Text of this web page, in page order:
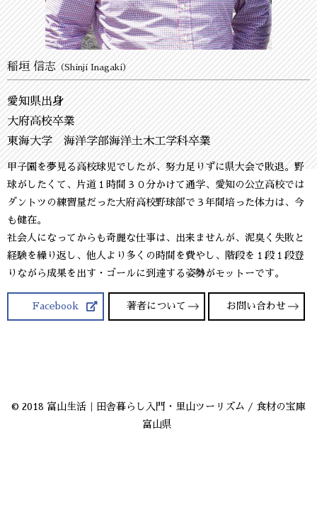
稲垣 信志（Shinji Inagaki）
愛知県出身
大府高校卒業
東海大学 海洋学部海洋土木工学科卒業
甲子園を夢見る高校球児でしたが、努力足りずに県大会で敗退。野
球がしたくて、片道１時間３０分かけて通学、愛知の公立高校では
ダントツの練習量だった大府高校野球部で３年間培った体力は、今
も健在。
社会人になってからも奇麗な仕事は、出来ませんが、泥臭く失敗と
経験を繰り返し、他人より多くの時間を費やし、階段を１段１段登
りながら成果を出す・ゴールに到達する姿勢がモットーです。
Facebook 著者について お問い合わせ
© 2018 富山生活｜田舎暮らし入門・里山ツーリズム / 食材の宝庫
富山県